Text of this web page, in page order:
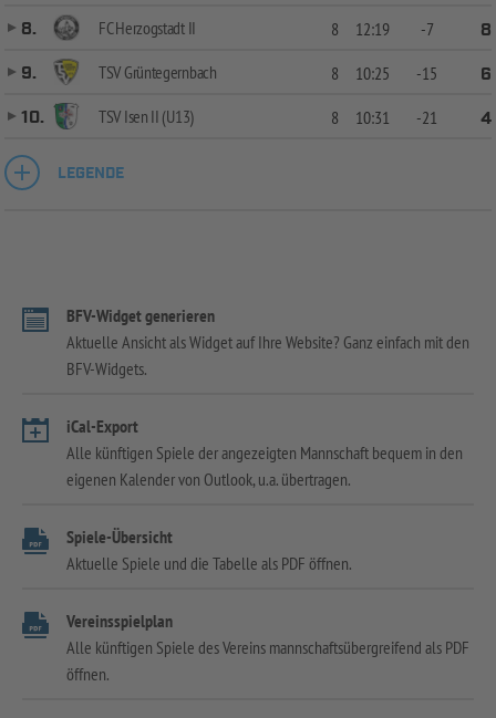
8.
FC Herzogstadt II 8 12:19 -7
8
9.
TSV Grüntegernbach 8 10:25 -15
6
10.
TSV Isen II (U13) 8 10:31 -21 4
LEGENDE
BFV-Widget generieren
Aktuelle Ansicht als Widget auf Ihre Website? Ganz einfach mit den
BFV-Widgets.
iCal-Export
Alle künftigen Spiele der angezeigten Mannschaft bequem in den
eigenen Kalender von Outlook, u.a. übertragen.
Spiele-Übersicht
Aktuelle Spiele und die Tabelle als PDF öffnen.
Vereinsspielplan
Alle künftigen Spiele des Vereins mannschaftsübergreifend als PDF
öffnen.